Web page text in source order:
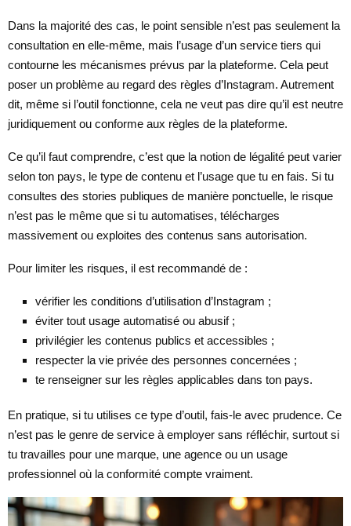
Dans la majorité des cas, le point sensible n’est pas seulement la
consultation en elle-même, mais l’usage d’un service tiers qui
contourne les mécanismes prévus par la plateforme. Cela peut
poser un problème au regard des règles d’Instagram. Autrement
dit, même si l’outil fonctionne, cela ne veut pas dire qu’il est neutre
juridiquement ou conforme aux règles de la plateforme.
Ce qu’il faut comprendre, c’est que la notion de légalité peut varier
selon ton pays, le type de contenu et l’usage que tu en fais. Si tu
consultes des stories publiques de manière ponctuelle, le risque
n’est pas le même que si tu automatises, télécharges
massivement ou exploites des contenus sans autorisation.
Pour limiter les risques, il est recommandé de :
vérifier les conditions d’utilisation d’Instagram ;
éviter tout usage automatisé ou abusif ;
privilégier les contenus publics et accessibles ;
respecter la vie privée des personnes concernées ;
te renseigner sur les règles applicables dans ton pays.
En pratique, si tu utilises ce type d’outil, fais-le avec prudence. Ce
n’est pas le genre de service à employer sans réfléchir, surtout si
tu travailles pour une marque, une agence ou un usage
professionnel où la conformité compte vraiment.